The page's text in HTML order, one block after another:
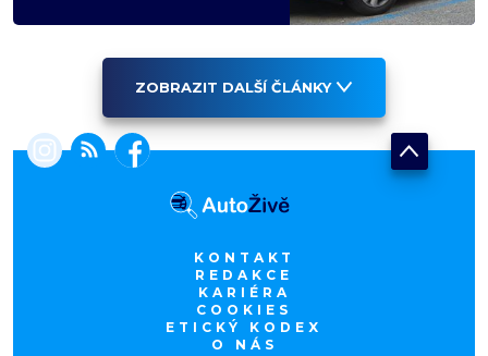
ZOBRAZIT DALŠÍ ČLÁNKY
KONTAKT
REDAKCE
KARIÉRA
COOKIES
ETICKÝ KODEX
O NÁS